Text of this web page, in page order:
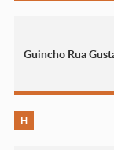
Guincho Rua
H